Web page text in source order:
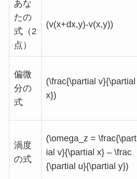
あな
たの
式（2
点）
(v(x+dx,y)-v(x,y))
偏微
分の
式
(\frac{\partial v}{\partial
x})
渦度
の式
(\omega_z = \frac{\part
ial v}{\partial x} – \frac
{\partial u}{\partial y})